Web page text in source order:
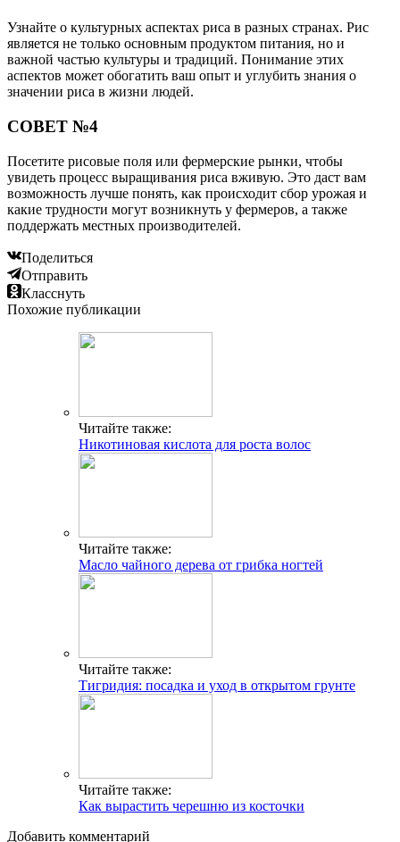
Узнайте о культурных аспектах риса в разных странах. Рис
является не только основным продуктом питания, но и
важной частью культуры и традиций. Понимание этих
аспектов может обогатить ваш опыт и углубить знания о
значении риса в жизни людей.
СОВЕТ №4
Посетите рисовые поля или фермерские рынки, чтобы
увидеть процесс выращивания риса вживую. Это даст вам
возможность лучше понять, как происходит сбор урожая и
какие трудности могут возникнуть у фермеров, а также
поддержать местных производителей.
Поделиться
Отправить
Класснуть
Похожие публикации
Читайте также:
Никотиновая кислота для роста волос
Читайте также:
Масло чайного дерева от грибка ногтей
Читайте также:
Тигридия: посадка и уход в открытом грунте
Читайте также:
Как вырастить черешню из косточки
Добавить комментарий